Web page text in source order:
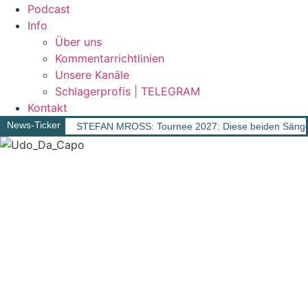
Podcast
Info
Über uns
Kommentarrichtlinien
Unsere Kanäle
Schlagerprofis | TELEGRAM
Kontakt
News-Ticker STEFAN MROSS: Tournee 2027: Diese beiden